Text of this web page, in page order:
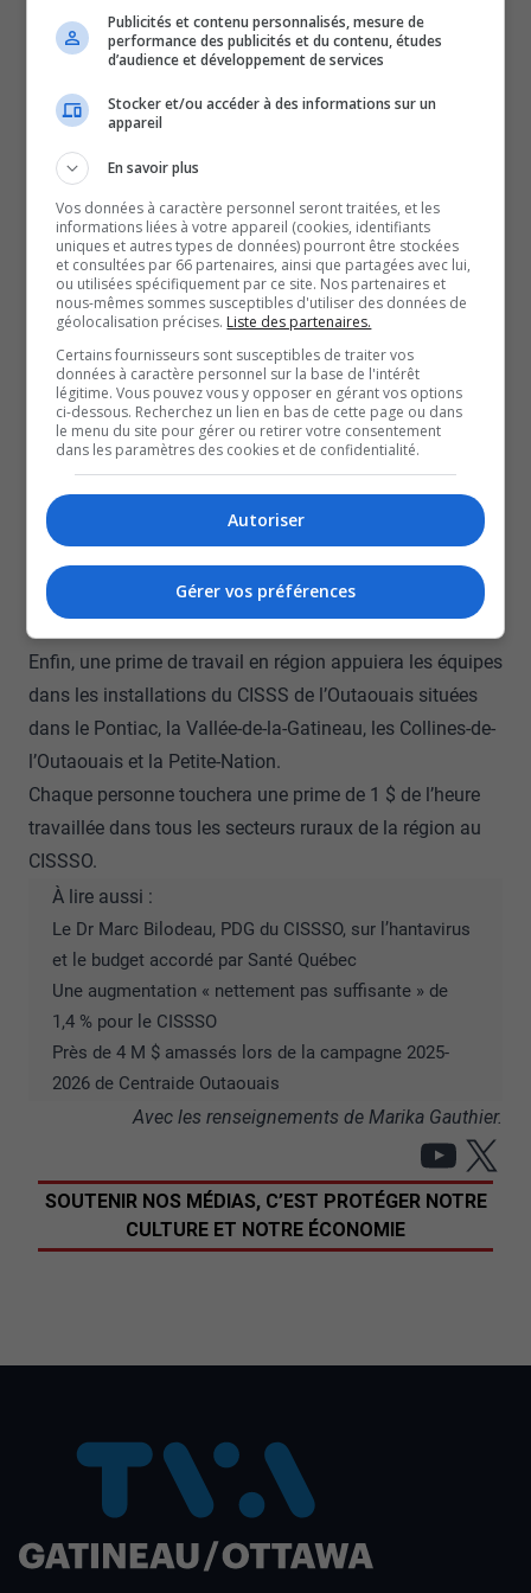
Prime à l’embauche
D’abord, une prime à l’embauche allant jusqu’à 6 000 $
sera offerte aux nouvelles personnes salariées qui
occupent certains postes où il y a une pénurie de
personnel ou qui sont difficiles à pourvoir dans plusieurs
secteurs essentiels, comme les préposés aux
bénéficiaires et les métiers de la construction.
Prime annuelle liée à l’ancienneté
Ensuite, une prime annuelle liée à l’ancienneté sera
versée au personnel déjà en poste. Cette reconnaissance
financière pourrait attendre jusqu’à 500 $.
Si une prime d’ancienneté était déjà inscrite dans la
convention collective, elle n’a pas vu d’augmentation
depuis 1984, alors qu’elle s’établissait à 5 $ par semaine.
Selon la feuille de calcul de l’inflation de la Banque du
Canada, pour que la prime ait la même valeur
semaine, ce qui n’est pas le cas.
Prime pour le travail en région
Enfin, une prime de travail en région appuiera les équipes
dans les installations du CISSS de l’Outaouais situées
dans le Pontiac, la Vallée-de-la-Gatineau, les Collines-de-
l’Outaouais et la Petite-Nation.
Chaque personne touchera une prime de 1 $ de l’heure
travaillée dans tous les secteurs ruraux de la région au
CISSSO.
À lire aussi :
Le Dr Marc Bilodeau, PDG du CISSSO, sur l’hantavirus
et le budget accordé par Santé Québec
Une augmentation « nettement pas suffisante » de
1,4 % pour le CISSSO
Près de 4 M $ amassés lors de la campagne 2025-
2026 de Centraide Outaouais
Avec les renseignements de Marika Gauthier.
X
SOUTENIR NOS MÉDIAS, C’EST PROTÉGER NOTRE
CULTURE ET NOTRE ÉCONOMIE
Publicités et contenu personnalisés, mesure de
performance des publicités et du contenu, études
d’audience et développement de services
Stocker et/ou accéder à des informations sur un
appareil
En savoir plus
Vos données à caractère personnel seront traitées, et les
informations liées à votre appareil (cookies, identifiants
uniques et autres types de données) pourront être stockées
et consultées par 66 partenaires, ainsi que partagées avec lui,
ou utilisées spécifiquement par ce site. Nos partenaires et
nous-mêmes sommes susceptibles d'utiliser des données de
géolocalisation précises. Liste des partenaires.
Certains fournisseurs sont susceptibles de traiter vos
données à caractère personnel sur la base de l'intérêt
légitime. Vous pouvez vous y opposer en gérant vos options
ci-dessous. Recherchez un lien en bas de cette page ou dans
le menu du site pour gérer ou retirer votre consentement
dans les paramètres des cookies et de confidentialité.
Autoriser
Gérer vos préférences